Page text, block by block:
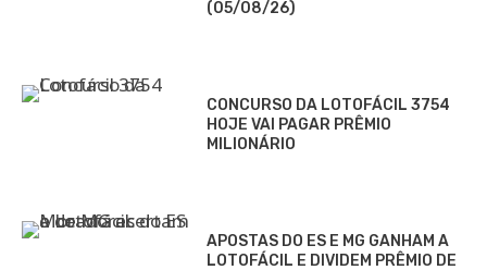
(05/08/26)
CONCURSO DA LOTOFÁCIL 3754
HOJE VAI PAGAR PRÊMIO
MILIONÁRIO
APOSTAS DO ES E MG GANHAM A
LOTOFÁCIL E DIVIDEM PRÊMIO DE